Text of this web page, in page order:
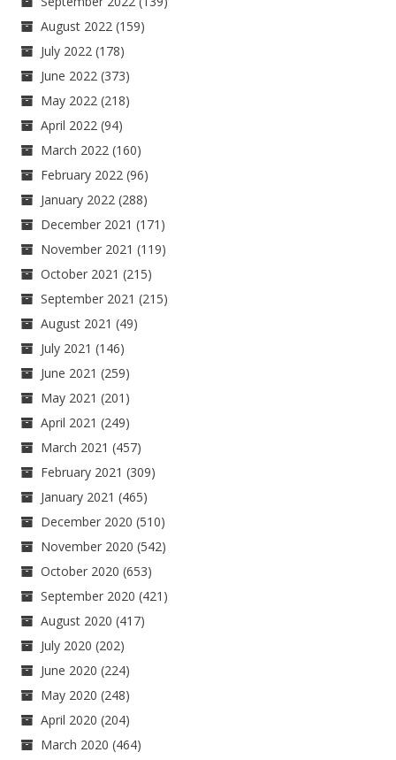
August 2022 (159)
July 2022 (178)
June 2022 (373)
May 2022 (218)
April 2022 (94)
March 2022 (160)
February 2022 (96)
January 2022 (288)
December 2021 (171)
November 2021 (119)
October 2021 (215)
September 2021 (215)
August 2021 (49)
July 2021 (146)
June 2021 (259)
May 2021 (201)
April 2021 (249)
March 2021 (457)
February 2021 (309)
January 2021 (465)
December 2020 (510)
November 2020 (542)
October 2020 (653)
September 2020 (421)
August 2020 (417)
July 2020 (202)
June 2020 (224)
May 2020 (248)
April 2020 (204)
March 2020 (464)